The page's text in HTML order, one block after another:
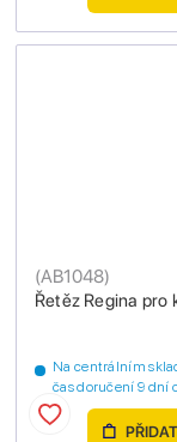
Řetěz Regina pro
(AB1048)
Na centrálním
čas doručení 9 dní